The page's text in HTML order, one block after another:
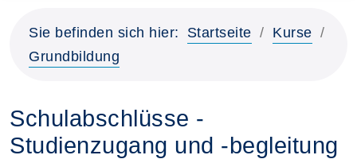
Sie befinden sich hier: Startseite
Kurse
Grundbildung
Schulabschlüsse -
Studienzugang und -begleitung